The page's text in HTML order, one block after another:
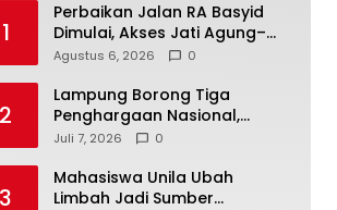
1
Perbaikan Jalan RA Basyid
Dimulai, Akses Jati Agung–
Bandar Lampung Makin
Agustus 6, 2026 0
2
Lampung Borong Tiga
Penghargaan Nasional,
Perkuat Posisi sebagai
Syariah
Juli 7, 2026 0
3
Mahasiswa Unila Ubah
Limbah Jadi Sumber